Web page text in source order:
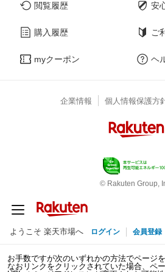
閲覧履歴
購入履歴
myクーポン
安
ご
ヘ
企業情報 個人情報保護方
© Rakuten Group,
ようこそ 楽天市場へ ログイン 会員登録
お手数ですが次のいずれかの方法でページ
なおリンクをクリックされていた場合、ペ